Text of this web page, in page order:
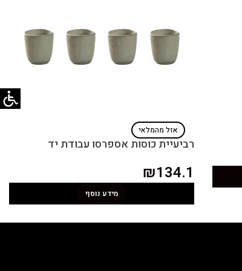
אזל מהמלאי
רביעיית כוסות אספרסו עבודת יד
₪134.1
מידע נוסף